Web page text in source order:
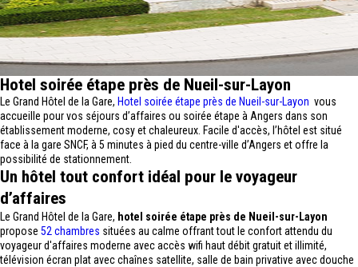
Hotel soirée étape près de Nueil-sur-Layon
Le Grand Hôtel de la Gare, Hotel soirée étape près de Nueil-sur-Layon vous
accueille pour vos séjours d’affaires ou soirée étape à Angers dans son
établissement moderne, cosy et chaleureux. Facile d'accès, l’hôtel est situé
face à la gare SNCF, à 5 minutes à pied du centre-ville d’Angers et offre la
possibilité de stationnement.
Un hôtel tout confort idéal pour le voyageur
d’affaires
Le Grand Hôtel de la Gare, hotel soirée étape près de Nueil-sur-Layon
propose 52 chambres situées au calme offrant tout le confort attendu du
voyageur d'affaires moderne avec accès wifi haut débit gratuit et illimité,
télévision écran plat avec chaînes satellite, salle de bain privative avec douche